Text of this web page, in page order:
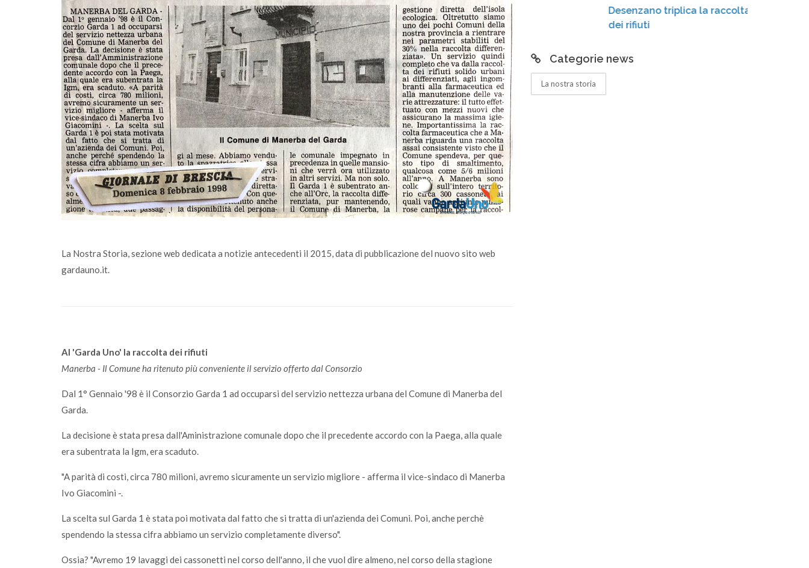
La Nostra Storia, sezione web dedicata a notizie antecedenti il 2015, data di pubblicazione del nuovo sito web
gardauno.it.
Al 'Garda Uno' la raccolta dei rifiuti
Manerba - Il Comune ha ritenuto più conveniente il servizio offerto dal Consorzio
Dal 1° Gennaio '98 è il Consorzio Garda 1 ad occuparsi del servizio nettezza urbana del Comune di Manerba del
Garda.
La decisione è stata presa dall'Aministrazione comunale dopo che il precedente accordo con la Paega, alla quale
era subentrata la Igm, era scaduto.
"A parità di costi, circa 780 milioni, avremo sicuramente un servizio migliore - afferma il vice-sindaco di Manerba
Ivo Giacomini -.
La scelta sul Garda 1 è stata poi motivata dal fatto che si tratta di un'azienda dei Comuni. Poi, anche perchè
spendendo la stessa cifra abbiamo un servizio completamente diverso".
Ossia? "Avremo 19 lavaggi dei cassonetti nel corso dell'anno, il che vuol dire almeno, nel corso della stagione
Idrogeno dal sole, in tanti affiancano il
consorzio Garda 1
Desenzano triplica la raccolta differenziata
Categorie news
La nostra storia